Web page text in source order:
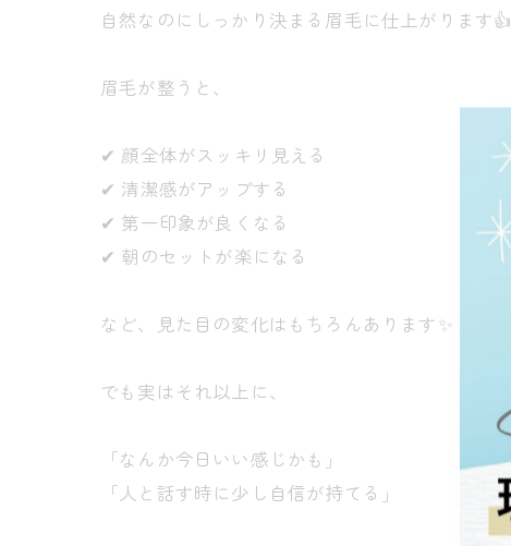
自然なのにしっかり決まる眉毛に仕上がります👍
眉毛が整うと、
✔︎ 顔全体がスッキリ見える
✔︎ 清潔感がアップする
✔︎ 第一印象が良くなる
✔︎ 朝のセットが楽になる
など、見た目の変化はもちろんあります✨
でも実はそれ以上に、
「なんか今日いい感じかも」
「人と話す時に少し自信が持てる」